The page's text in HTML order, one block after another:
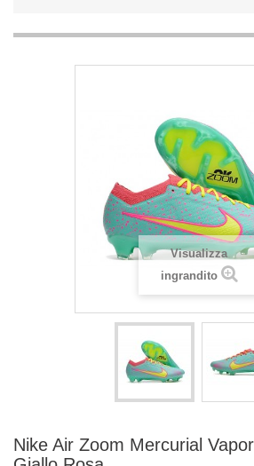
Visualizza
ingrandito
Nike Air Zoom Mercurial